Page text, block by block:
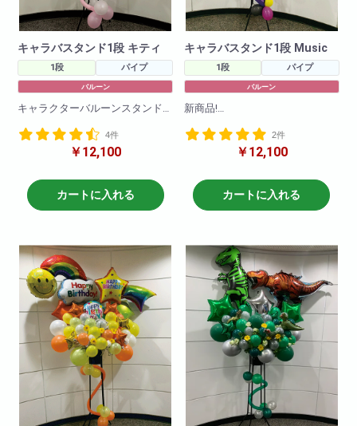
キャラバスタンド1段 キティ
1段 パイプ
バルーン
キャラクターバルーンスタンド1
を使ってかわいらしくお作りさ
せて頂きます!
ただければそのように作成させ
ていただきます!(在庫がない場合
もございますので2日前のご注文
りますので、当日お急ぎの場合
でも一度お問い合わせ下さいま
せ!)
4件
￥12,100
カートに入れる
キャラバスタンド1段 Music
1段 パイプ
バルーン
新商品!
段!様々なキャラクターバルーン
を使ってかわいらしくお作りさ
キャラクターや色目をお伝えい
ただければそのように作成させ
ていただきます!(在庫がない場合
れがないように仕入れはしてお
りますので、当日お急ぎの場合
でも一度お問い合わせ下さいま
2件
￥12,100
カートに入れる